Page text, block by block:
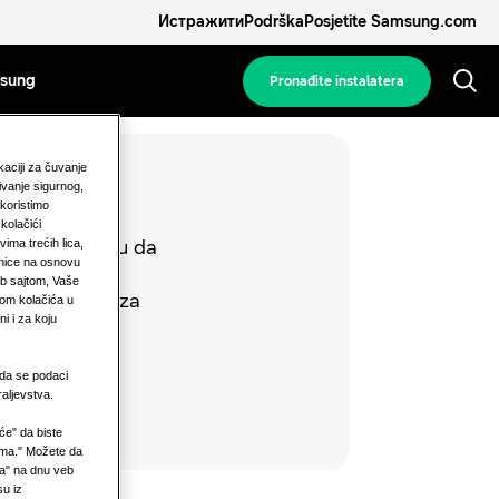
ИстражитиPodrškaPosjetite Samsung.com
Pronađite instalatera
se
timu da
imate i
opcijama za
za čuvanje
sigurnog,
trećih lica,
na osnovu
sajtom, Vaše
kolačića u
i za koju
se podaci
da biste
Možete da
na dnu veb
iz